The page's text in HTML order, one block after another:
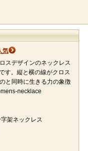
気
スデザインのネックレス
す。縦と横の線がクロス
と同時に生きる力の象徴
necklace
架ネックレス